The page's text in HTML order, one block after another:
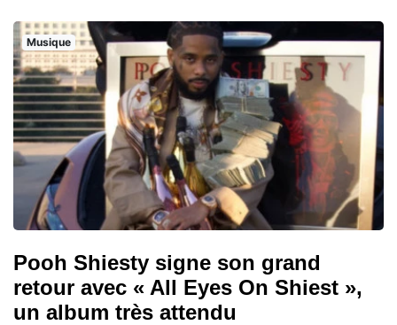
Musique
Pooh Shiesty signe son grand
retour avec « All Eyes On Shiest »,
un album très attendu